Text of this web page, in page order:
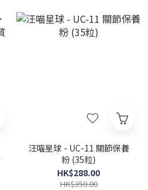
汪喵星球 - UC-11 關節保養
粉 (35粒)
HK$288.00
HK$350.00